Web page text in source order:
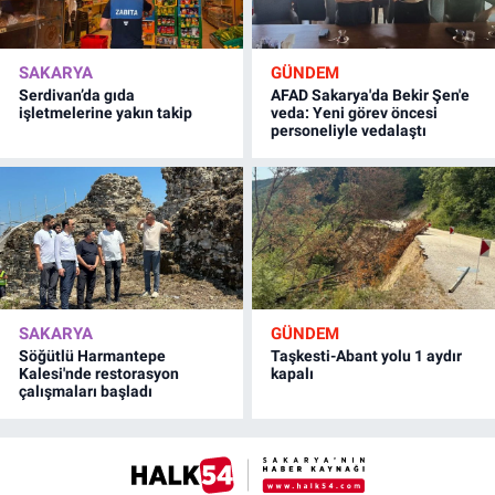
SAKARYA
Serdivan’da gıda
işletmelerine yakın takip
GÜNDEM
AFAD Sakarya'da Bekir Şen'e
veda: Yeni görev öncesi
personeliyle vedalaştı
SAKARYA
Söğütlü Harmantepe
Kalesi'nde restorasyon
çalışmaları başladı
GÜNDEM
Taşkesti-Abant yolu 1 aydır
kapalı